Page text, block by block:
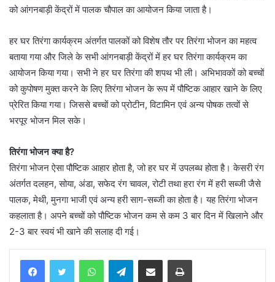
को आंगनबाड़ी केंद्रों में पालक चौपाल का आयोजन किया जाता है।
हर घर तिरंगा कार्यक्रम अंतर्गत पालकों को विशेष तौर पर तिरंगा भोजन का महत्व
बताया गया और जिले के सभी आंगनबाड़ी केंद्रों में हर घर तिरंगा कार्यक्रम का
आयोजन किया गया। सभी ने हर घर तिरंगा की शपथ भी ली। अभिभावकों को बच्चों
को कुपोषण मुक्त करने के लिए तिरंगा भोजन के रूप में पौष्टिक आहार खाने के लिए
प्रेरित किया गया। जिससे बच्चों को प्रोटीन, विटामिन एवं अन्य पोषक तत्वों से
भरपूर भोजन मिल सके।
तिरंगा भोजन क्या है?
तिरंगा भोजन ऐसा पौष्टिक आहार होता है, जो हर घर में उपलब्ध होता है। केसरी रंग
अंतर्गत दलहन, सोया, अंडा, सफेद रंग चावल, रोटी तथा हरा रंग में हरी सब्जी जैसे
पालक, मेथी, मुनगा भाजी एवं अन्य हरी साग-सब्जी का होता है। यह तिरंगा भोजन
कहलाता है। अपने बच्चों को पौष्टिक भोजन कम से कम 3 बार दिन में खिलाने और
2-3 बार स्वयं भी खाने की सलाह दी गई।
WhatsAppTelegramShare via Email Print